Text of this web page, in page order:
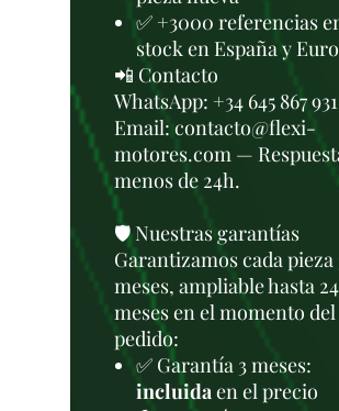
✅ +3000 referencias
stock en España y
📲 Contacto
WhatsApp: +34 645 867
Email: contacto@flexi-
motores.com —
menos de 24h.
🛡️ Nuestras garantías
Garantizamos cada pieza
meses, ampliable hasta 24
meses en el momento del
pedido:
✅ Garantía 3 meses:
incluidaen el precio